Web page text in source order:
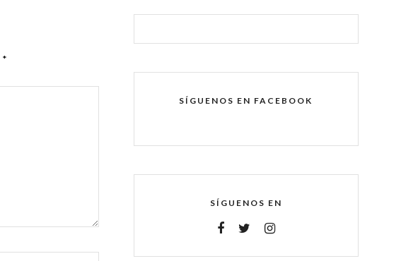
*
SÍGUENOS EN FACEBOOK
SÍGUENOS EN